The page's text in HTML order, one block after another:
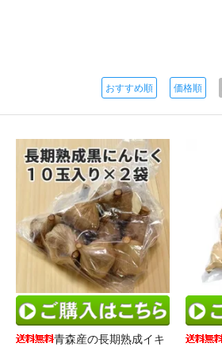
おすすめ順 価格順
青森産の長期熟成イキ